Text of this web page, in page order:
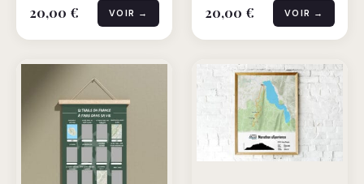
20,00 € VOIR → 20,00 € VOIR →